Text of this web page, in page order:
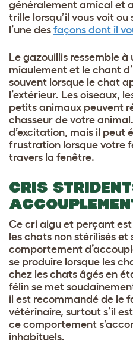
généralement amical et
trille lorsqu’il vous voit ou
l’une des façons dont il
Le gazouillis ressemble
miaulement et le chant
souvent lorsque le chat
l’extérieur. Les oiseaux,
petits animaux peuvent
chasseur de votre
d’excitation, mais il peut
frustration lorsque votre
travers la fenêtre.
CRIS
Ce cri aigu et perçant
les chats non stérilisés et
comportement
se produire lorsque les
chez les chats âgés en
félin se met
il est recommandé de le
vétérinaire, surtout s’il
ce comportement
inhabituels.